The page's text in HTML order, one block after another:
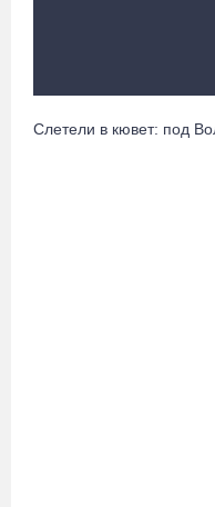
05.08.26 / 16:22
Слетели в кювет: под